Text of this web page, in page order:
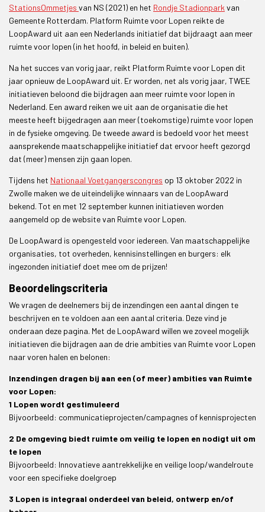
StationsOmmetjes van NS (2021) en het Rondje Stadionpark van
Gemeente Rotterdam. Platform Ruimte voor Lopen reikte de
LoopAward uit aan een Nederlands initiatief dat bijdraagt aan meer
ruimte voor lopen (in het hoofd, in beleid en buiten).
Na het succes van vorig jaar, reikt Platform Ruimte voor Lopen dit
jaar opnieuw de LoopAward uit. Er worden, net als vorig jaar, TWEE
initiatieven beloond die bijdragen aan meer ruimte voor lopen in
Nederland. Een award reiken we uit aan de organisatie die het
meeste heeft bijgedragen aan meer (toekomstige) ruimte voor lopen
in de fysieke omgeving. De tweede award is bedoeld voor het meest
aansprekende maatschappelijke initiatief dat ervoor heeft gezorgd
dat (meer) mensen zijn gaan lopen.
Tijdens het Nationaal Voetgangerscongres op 13 oktober 2022 in
Zwolle maken we de uiteindelijke winnaars van de LoopAward
bekend. Tot en met 12 september kunnen initiatieven worden
aangemeld op de website van Ruimte voor Lopen.
De LoopAward is opengesteld voor iedereen. Van maatschappelijke
organisaties, tot overheden, kennisinstellingen en burgers: elk
ingezonden initiatief doet mee om de prijzen!
Beoordelingscriteria
We vragen de deelnemers bij de inzendingen een aantal dingen te
beschrijven en te voldoen aan een aantal criteria. Deze vind je
onderaan deze pagina. Met de LoopAward willen we zoveel mogelijk
initiatieven die bijdragen aan de drie ambities van Ruimte voor Lopen
naar voren halen en belonen:
Inzendingen dragen bij aan een (of meer) ambities van Ruimte
voor Lopen:
1 Lopen wordt gestimuleerd
Bijvoorbeeld: communicatieprojecten/campagnes of kennisprojecten
2 De omgeving biedt ruimte om veilig te lopen en nodigt uit om
te lopen
Bijvoorbeeld: Innovatieve aantrekkelijke en veilige loop/wandelroute
voor een specifieke doelgroep
3 Lopen is integraal onderdeel van beleid, ontwerp en/of